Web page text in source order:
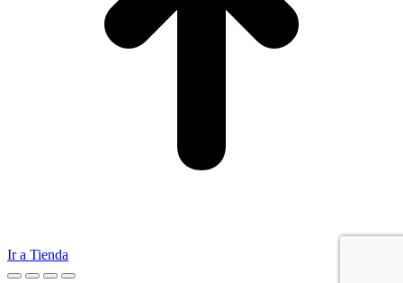
Ir a Tienda